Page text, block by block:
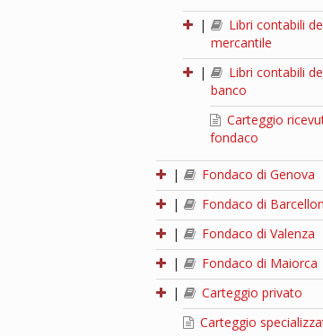
|
Libri contabili
mercantile
|
Libri contabili
banco
Carteggio
fondaco
|
Fondaco di Genova
|
Fondaco di
|
Fondaco di Valenza
|
Fondaco di Maiorca
|
Carteggio privato
Carteggio